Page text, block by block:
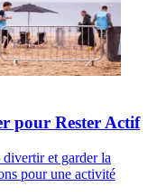
pour Rester Actif
divertir et garder la
pour une activité